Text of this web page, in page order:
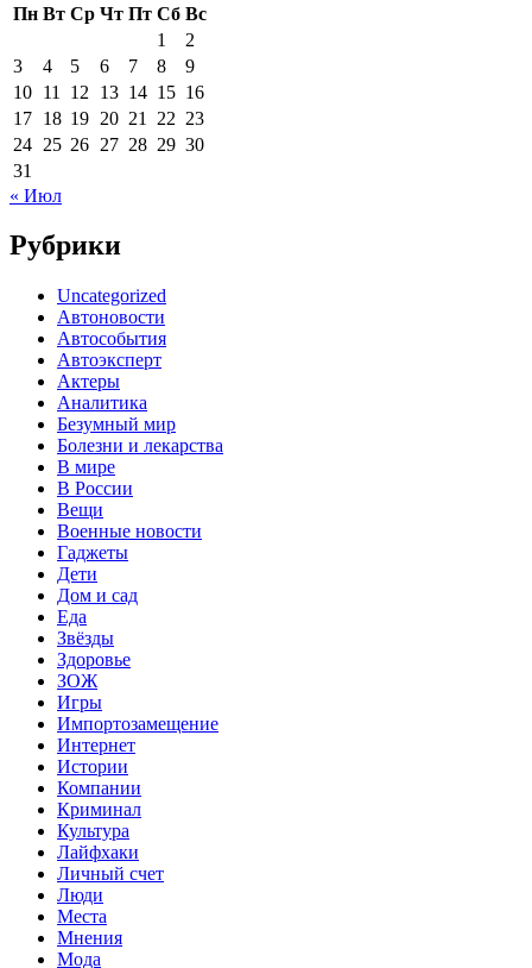
Пн Вт Ср Чт Пт Сб Вс
1
2
3
4 5 6 7 8
9
10 11 12 13 14 15 16
17 18 19 20 21 22 23
24 25 26 27 28 29 30
31
« Июл
Рубрики
Uncategorized
Автоновости
Автособытия
Автоэксперт
Актеры
Аналитика
Безумный мир
Болезни и лекарства
В мире
В России
Вещи
Военные новости
Гаджеты
Дети
Дом и сад
Еда
Звёзды
Здоровье
ЗОЖ
Игры
Импортозамещение
Интернет
Истории
Компании
Криминал
Культура
Лайфхаки
Личный счет
Люди
Места
Мнения
Мода